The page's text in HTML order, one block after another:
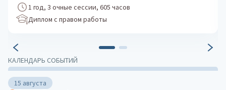
КАЛЕНДАРЬ СОБЫТИЙ
15 августа
1 год, 3 очные сессии, 605 часов
Диплом с правом работы